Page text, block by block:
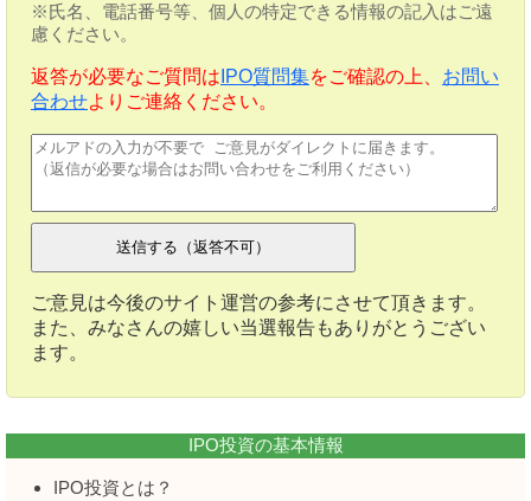
※氏名、電話番号等、個人の特定できる情報の記入はご遠
慮ください。
返答が必要なご質問は IPO質問集をご確認の上、 お問い
合わせよりご連絡ください。
ご意見は今後のサイト運営の参考にさせて頂きます。
また、みなさんの嬉しい当選報告もありがとうござい
ます。
IPO投資の基本情報
IPO投資とは？